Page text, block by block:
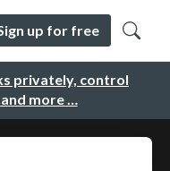
privately, control
more …
up for free